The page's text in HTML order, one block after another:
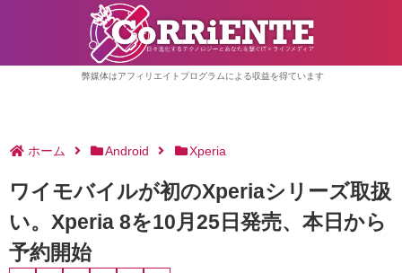
弊媒体はアフィリエイトプログラムによる収益を得ています
ホーム Android Xperia
ワイモバイルが初のXperiaシリーズ取扱
い。Xperia 8を10月25日発売、本日から
予約開始